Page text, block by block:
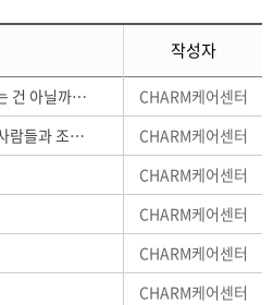
작성자
관계 중독, 의지가 아닌 의존하는 건 아닐까요?
CHARM케어센터
자살 사후대응 서비스 (남겨진 사람들과 조직에 도움이 필요할 수 있습니다)
CHARM케어센터
CHARM케어센터
CHARM케어센터
CHARM케어센터
CHARM케어센터